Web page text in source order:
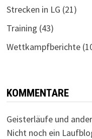
Strecken in LG (21)
Training (43)
Wettkampfberichte
KOMMENTARE
Geisterläufe und
Nicht noch ein